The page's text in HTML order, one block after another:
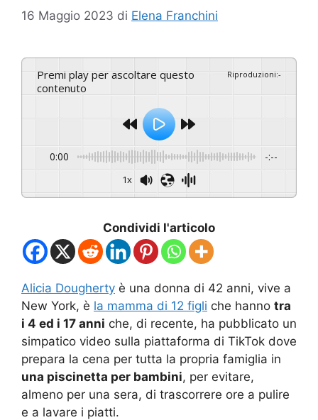
16 Maggio 2023 di Elena Franchini
Premi play per ascoltare questo
contenuto
Riproduzioni:-
0:00 -:--
1x
Condividi l'articolo
Alicia Dougherty è una donna di 42 anni, vive a
New York, è la mamma di 12 figli che hanno tra
i 4 ed i 17 anni che, di recente, ha pubblicato un
simpatico video sulla piattaforma di TikTok dove
prepara la cena per tutta la propria famiglia in
una piscinetta per bambini, per evitare,
almeno per una sera, di trascorrere ore a pulire
e a lavare i piatti.